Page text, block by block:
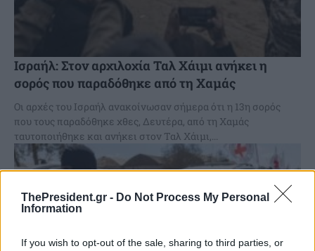
ThePresident.gr - Do Not Process My Personal
Information
If you wish to opt-out of the sale, sharing to third parties, or
Ισραήλ: Στον αρχιλοχία Ταλ Χάιμι ανήκει η
σορός που παραδόθηκε από τη Χαμάς
Οι αρχές του Ισραήλ ανακοίνωσαν σήμερα ότι η 13η σορός
που τους παραδόθηκε χθες, Δευτέρα, από τη Χαμάς
ταυτοποιήθηκε και ανήκει στον Ταλ Χάιμι,...